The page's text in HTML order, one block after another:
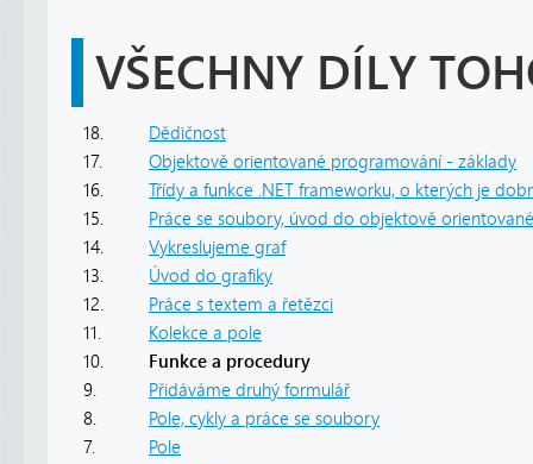
VŠECHNY DÍLY
18.
Dědičnost
17.
Objektově orientované programování - základy
16.
Třídy a funkce .NET frameworku, o kterých je
15.
Práce se soubory, úvod do objektově
14.
Vykreslujeme graf
13.
Úvod do grafiky
12.
Práce s textem a řetězci
11.
Kolekce a pole
10.
Funkce a procedury
9.
Přidáváme druhý formulář
8.
Pole, cykly a práce se soubory
7.
Pole